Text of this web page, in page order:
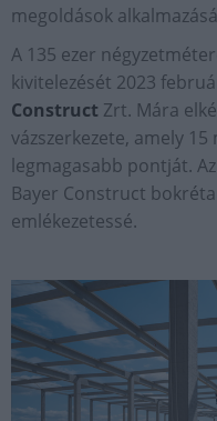
megoldások
A 135 ezer
kivitelezését 2023
Construct Zrt. Mára
vázszerkezete, amely
legmagasabb pontját.
Bayer Construct
emlékezetessé.